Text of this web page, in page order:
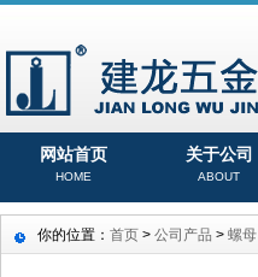
网站首页
HOME
关于公司
ABOUT
你的位置： 首页 > 公司产品 > 螺母